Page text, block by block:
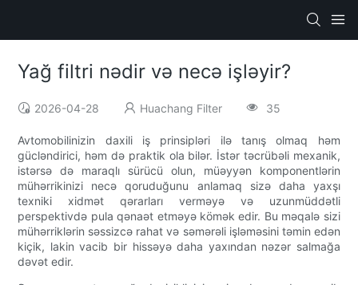
Yağ filtri nədir və necə işləyir?
2026-04-28 Huachang Filter 35
Avtomobilinizin daxili iş prinsipləri ilə tanış olmaq həm
gücləndirici, həm də praktik ola bilər. İstər təcrübəli mexanik,
istərsə də maraqlı sürücü olun, müəyyən komponentlərin
mühərrikinizi necə qoruduğunu anlamaq sizə daha yaxşı
texniki xidmət qərarları verməyə və uzunmüddətli
perspektivdə pula qənaət etməyə kömək edir. Bu məqalə sizi
mühərriklərin səssizcə rahat və səmərəli işləməsini təmin edən
kiçik, lakin vacib bir hissəyə daha yaxından nəzər salmağa
dəvət edir.